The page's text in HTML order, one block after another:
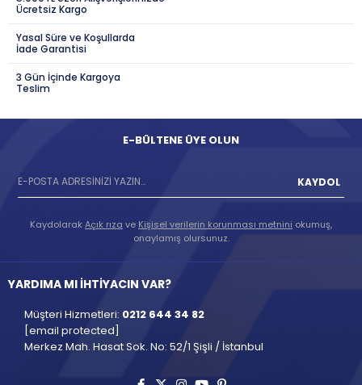
Ücretsiz Kargo
Yasal Süre ve Koşullarda
İade Garantisi
3 Gün İçinde Kargoya
Teslim
E-BÜLTENE ÜYE OLUN
KAYDOL
KaydolarakAçık rıza ve Kişisel verilerin korunması metnini okumuş,
onaylamış olursunuz.
YARDIMA MI İHTİYACIN VAR?
Müşteri Hizmetleri: 0212 644 34 82
[email protected]
Merkez Mah. Hasat Sok. No: 52/1 Şişli / İstanbul